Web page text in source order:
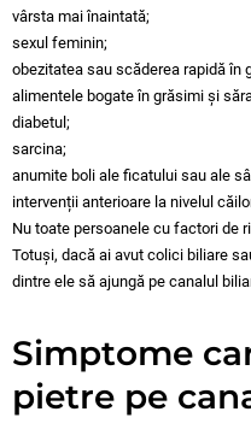
vârsta mai înaintată;
sexul feminin;
obezitatea sau scăderea rapidă în
alimentele bogate în grăsimi și
diabetul;
sarcina;
anumite boli ale ficatului sau ale
intervenții anterioare la nivelul
Nu toate persoanele cu factori de
Totuși, dacă ai avut colici biliare
dintre ele să ajungă pe canalul
Simptome
pietre pe